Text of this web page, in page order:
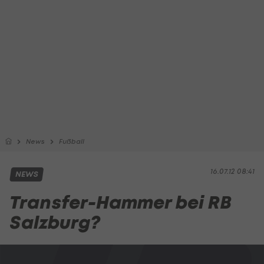
News Fußball
16.07.12 08:41
NEWS
Transfer-Hammer bei RB
Salzburg?